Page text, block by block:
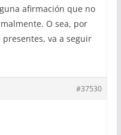
afirmación que no
O sea, por
va a seguir
#37530